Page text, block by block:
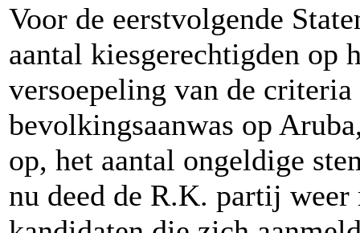
Voor de eerstvolgende
aantal kiesgerechtigden op
versoepeling van de
bevolkingsaanwas op
op, het aantal ongeldige
nu deed de R.K. partij weer